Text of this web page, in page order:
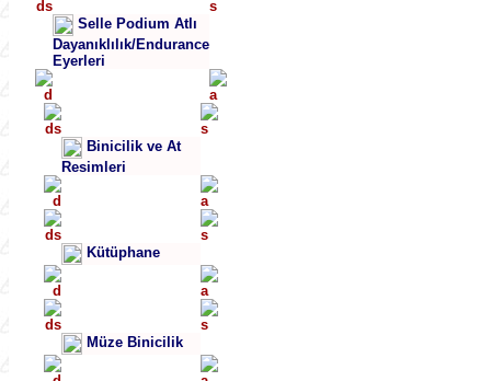
Selle Podium Atlı
Dayanıklılık/Endurance
Eyerleri
Binicilik ve At
Resimleri
Kütüphane
Müze Binicilik